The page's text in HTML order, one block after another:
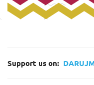
Support us on: